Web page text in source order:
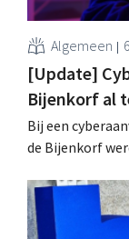
Algemeen
[Update]
Bijenkorf al
Bij een
de Bijenkorf
De retailers
phishing.